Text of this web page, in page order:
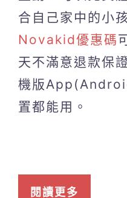
合自己家中的小
Novakid優惠碼
天不滿意退款保
機版
置都能用。
閱讀更多